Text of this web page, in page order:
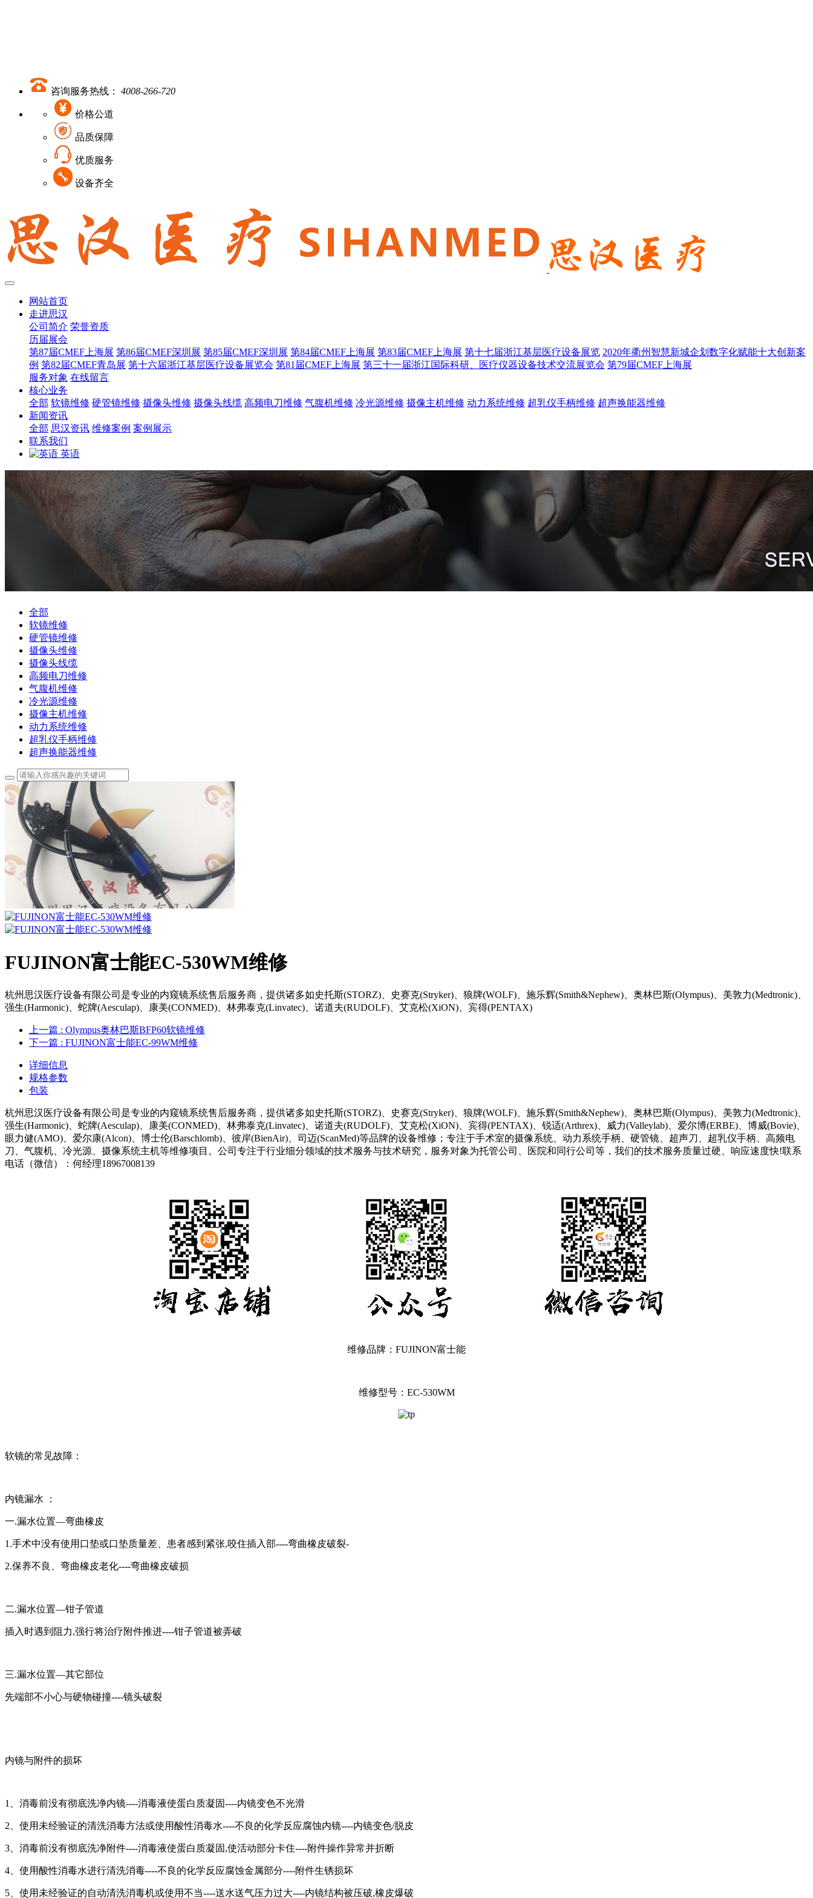
咨询服务热线： 4008-266-720
价格公道
品质保障
优质服务
设备齐全
网站首页
走进思汉
公司简介 荣誉资质
历届展会
第87届CMEF上海展 第86届CMEF深圳展 第85届CMEF深圳展 第84届CMEF上海展 第83届CMEF上海展 第十七届浙江基层医疗设备展览 2020年衢州智慧新城企划数字化赋能十大创新案
例 第82届CMEF青岛展 第十六届浙江基层医疗设备展览会 第81届CMEF上海展 第三十一届浙江国际科研、医疗仪器设备技术交流展览会 第79届CMEF上海展
服务对象 在线留言
核心业务
全部 软镜维修 硬管镜维修 摄像头维修 摄像头线缆 高频电刀维修 气腹机维修 冷光源维修 摄像主机维修 动力系统维修 超乳仪手柄维修 超声换能器维修
新闻资讯
全部 思汉资讯 维修案例 案例展示
联系我们
英语
全部
软镜维修
硬管镜维修
摄像头维修
摄像头线缆
高频电刀维修
气腹机维修
冷光源维修
摄像主机维修
动力系统维修
超乳仪手柄维修
超声换能器维修
FUJINON富士能EC-530WM维修
杭州思汉医疗设备有限公司是专业的内窥镜系统售后服务商，提供诸多如史托斯(STORZ)、史赛克(Stryker)、狼牌(WOLF)、施乐辉(Smith&Nephew)、奥林巴斯(Olympus)、美敦力(Medtronic)、
强生(Harmonic)、蛇牌(Aesculap)、康美(CONMED)、林弗泰克(Linvatec)、诺道夫(RUDOLF)、艾克松(XiON)、宾得(PENTAX)
上一篇 : Olympus奥林巴斯BFP60软镜维修
下一篇 : FUJINON富士能EC-99WM维修
详细信息
规格参数
包装
杭州思汉医疗设备有限公司是专业的内窥镜系统售后服务商，提供诸多如史托斯(STORZ)、史赛克(Stryker)、狼牌(WOLF)、施乐辉(Smith&Nephew)、奥林巴斯(Olympus)、美敦力(Medtronic)、
强生(Harmonic)、蛇牌(Aesculap)、康美(CONMED)、林弗泰克(Linvatec)、诺道夫(RUDOLF)、艾克松(XiON)、宾得(PENTAX)、锐适(Arthrex)、威力(Valleylab)、爱尔博(ERBE)、博威(Bovie)、
眼力健(AMO)、爱尔康(Alcon)、博士伦(Barschlomb)、彼岸(BienAir)、司迈(ScanMed)等品牌的设备维修；专注于手术室的摄像系统、动力系统手柄、硬管镜、超声刀、超乳仪手柄、高频电
刀、气腹机、冷光源、摄像系统主机等维修项目。公司专注于行业细分领域的技术服务与技术研究，服务对象为托管公司、医院和同行公司等，我们的技术服务质量过硬、响应速度快!联系
电话（微信）：何经理18967008139
维修品牌：FUJINON富士能
维修型号：EC-530WM
软镜的常见故障：
内镜漏水 ：
一.漏水位置—弯曲橡皮
1.手术中没有使用口垫或口垫质量差、患者感到紧张,咬住插入部----弯曲橡皮破裂-
2.保养不良、弯曲橡皮老化----弯曲橡皮破损
二.漏水位置—钳子管道
插入时遇到阻力,强行将治疗附件推进----钳子管道被弄破
三.漏水位置—其它部位
先端部不小心与硬物碰撞----镜头破裂
内镜与附件的损坏
1、消毒前没有彻底洗净内镜----消毒液使蛋白质凝固----内镜变色不光滑
2、使用未经验证的清洗消毒方法或使用酸性消毒水----不良的化学反应腐蚀内镜----内镜变色/脱皮
3、消毒前没有彻底洗净附件----消毒液使蛋白质凝固,使活动部分卡住----附件操作异常并折断
4、使用酸性消毒水进行清洗消毒----不良的化学反应腐蚀金属部分----附件生锈损坏
5、使用未经验证的自动清洗消毒机或使用不当----送水送气压力过大----内镜结构被压破,橡皮爆破